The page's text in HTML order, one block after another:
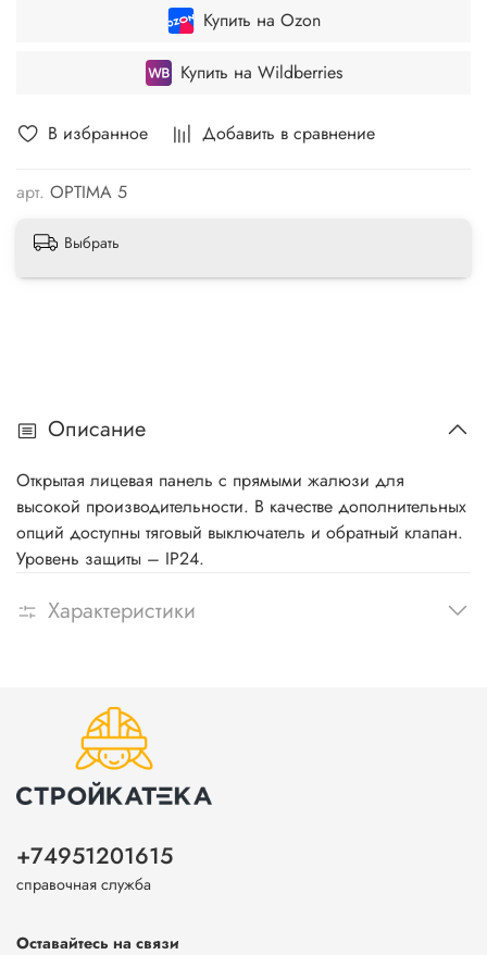
В избранное Добавить в сравнение
арт. OPTIMA 5
Купить на Ozon
Купить на Wildberries
Выбрать
Описание
Открытая лицевая панель с прямыми жалюзи для
высокой производительности. В качестве дополнительных
опций доступны тяговый выключатель и обратный клапан.
Уровень защиты – IP24.
Характеристики
+74951201615
справочная служба
Оставайтесь на связи